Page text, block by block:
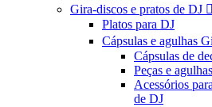
Gira-discos e pratos de DJ 
Platos para DJ
Cápsulas e agulhas
Cápsulas de
Peças e
Acessórios
de DJ